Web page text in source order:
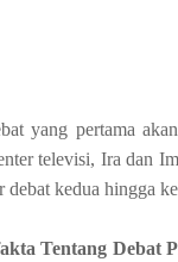
yang pertama
televisi, Ira dan
debat kedua hingga
Tentang Debat